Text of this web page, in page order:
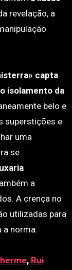
revelação, a
capta
isolamento da
belo e
superstições e
uma
se
a
A crença no
utilizadas para
a norma.
, Rui